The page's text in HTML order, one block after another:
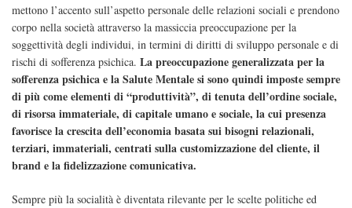
mettono l’accento sull’aspetto personale delle relazioni sociali e prendono
corpo nella società attraverso la massiccia preoccupazione per la
soggettività degli individui, in termini di diritti di sviluppo personale e di
rischi di sofferenza psichica. La preoccupazione generalizzata per la
sofferenza psichica e la Salute Mentale si sono quindi imposte sempre
di più come elementi di “produttività”, di tenuta dell’ordine sociale,
di risorsa immateriale, di capitale umano e sociale, la cui presenza
favorisce la crescita dell’economia basata sui bisogni relazionali,
terziari, immateriali, centrati sulla customizzazione del cliente, il
brand e la fidelizzazione comunicativa.
Sempre più la socialità è diventata rilevante per le scelte politiche ed